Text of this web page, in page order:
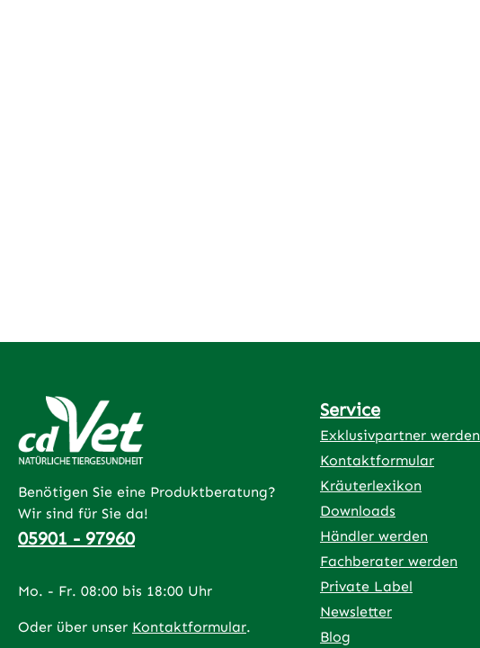
Benötigen Sie eine Produktberatung?
Wir sind für Sie da!
05901 - 97960
Mo. - Fr. 08:00 bis 18:00 Uhr
Oder über unser Kontaktformular.
Service
Exklusivpartner werden
Kontaktformular
Kräuterlexikon
Downloads
Händler werden
Fachberater werden
Private Label
Newsletter
Blog